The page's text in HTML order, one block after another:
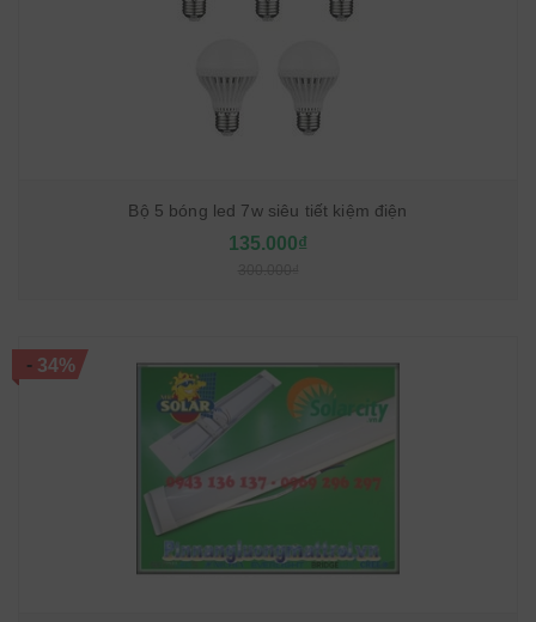
Bộ 5 bóng led 7w siêu tiết kiệm điện
135.000₫
-34%